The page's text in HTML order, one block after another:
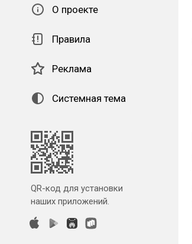
О проекте
Правила
Реклама
Системная тема
QR-код для установки
наших приложений.